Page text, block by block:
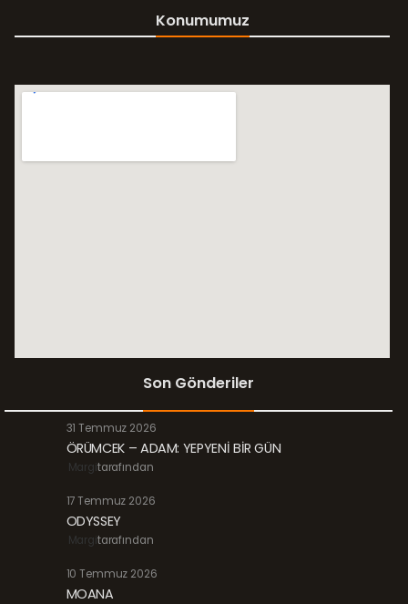
Konumumuz
Son Gönderiler
31 Temmuz 2026
ÖRÜMCEK – ADAM: YEPYENİ BİR GÜN
Margitarafından
17 Temmuz 2026
ODYSSEY
Margitarafından
10 Temmuz 2026
MOANA